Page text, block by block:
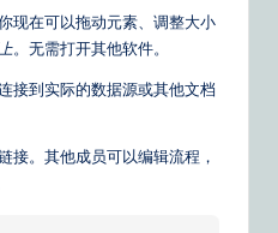
现在可以拖动元素、调整大小
。无需打开其他软件。
接到实际的数据源或其他文档
接。其他成员可以编辑流程，